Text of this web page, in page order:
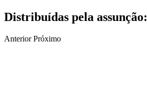
Distribuídas pela assunção:
Anterior Próximo